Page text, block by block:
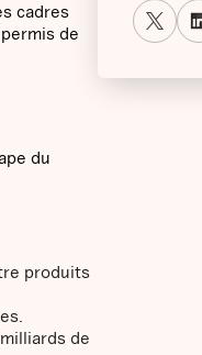
cadres
de
du
produits
de